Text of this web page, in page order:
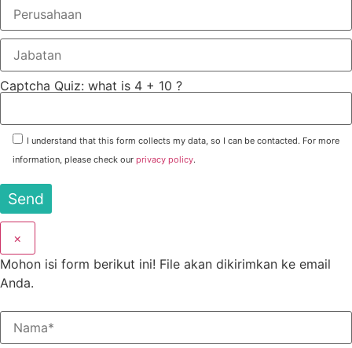
Captcha Quiz: what is 4 + 10 ?
I understand that this form collects my data, so I can be contacted. For more
information, please check our privacy policy.
×
Mohon isi form berikut ini! File akan dikirimkan ke email
Anda.